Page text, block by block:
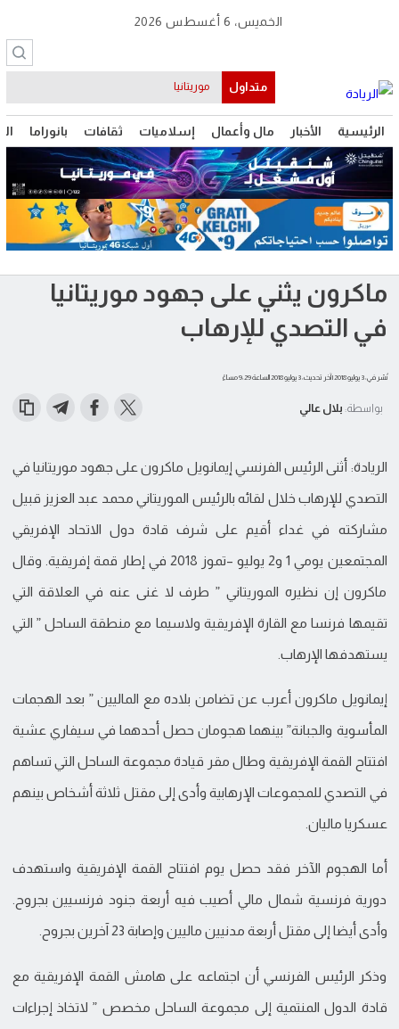
الرئيسية الأخبار مال وأعمال إسلاميات ثقافات بانوراما
الخميس، 6 أغسطس 2026
متداول موريتانيا
ماكرون يثني على جهود موريتانيا
في التصدي للإرهاب
نُشر في: 3 يوليو 2018 | آخر تحديث: 3 يوليو 2018 الساعة 9:29 مساءً
بواسطة: بلال عالي
الريادة: أثنى الرئيس الفرنسي إيمانويل ماكرون على جهود موريتانيا في
التصدي للإرهاب خلال لقائه بالرئيس الموريتاني محمد عبد العزيز قبيل
مشاركته في غداء أقيم على شرف قادة دول الاتحاد الإفريقي
المجتمعين يومي 1 و2 يوليو –تموز 2018 في إطار قمة إفريقية. وقال
ماكرون إن نظيره الموريتاني ” طرف لا غنى عنه في العلاقة التي
تقيمها فرنسا مع القارة الإفريقية ولاسيما مع منطقة الساحل ” التي
يستهدفها الإرهاب.
إيمانويل ماكرون أعرب عن تضامن بلاده مع الماليين ” بعد الهجمات
المأسوية والجبانة” بينهما هجومان حصل أحدهما في سيفاري عشية
افتتاح القمة الإفريقية وطال مقر قيادة مجموعة الساحل التي تساهم
في التصدي للمجموعات الإرهابية وأدى إلى مقتل ثلاثة أشخاص بينهم
عسكريا ماليان.
أما الهجوم الآخر فقد حصل يوم افتتاح القمة الإفريقية واستهدف
دورية فرنسية شمال مالي أصيب فيه أربعة جنود فرنسيين بجروح.
وأدى أيضا إلى مقتل أربعة مدنيين ماليين وإصابة 23 آخرين بجروح.
وذكر الرئيس الفرنسي أن اجتماعه على هامش القمة الإفريقية مع
قادة الدول المنتمية إلى مجموعة الساحل مخصص ” لاتخاذ إجراءات